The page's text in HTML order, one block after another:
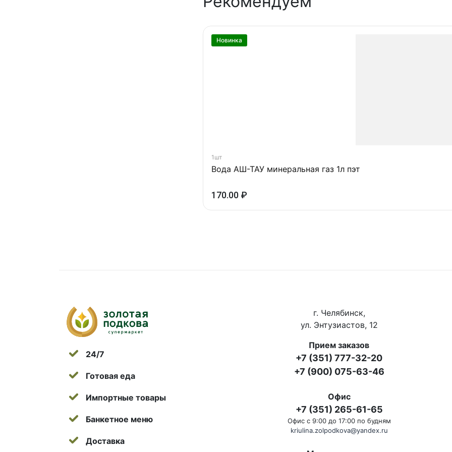
Новинка
1шт
Вода АШ-ТАУ минеральная газ 1л пэт
170.00 ₽
24/7
Готовая еда
Импортные товары
Банкетное меню
Доставка
г. Челябинск,
ул. Энтузиастов, 12
Прием заказов
+7 (351) 777-32-20
+7 (900) 075-63-46
Офис
+7 (351) 265-61-65
Офис с 9:00 до 17:00 по будням
kriulina.zolpodkova@yandex.ru